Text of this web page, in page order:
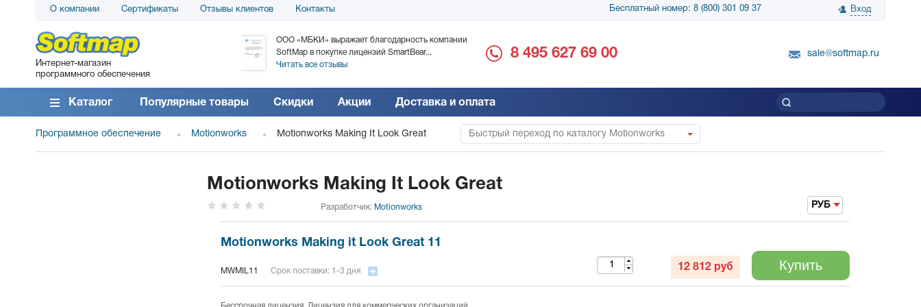
О компании Сертификаты Отзывы клиентов Контакты Бесплатный номер: 8 (800) 301 09 37 Вход
Интернет-магазин
программного обеспечения
АО «АТС» благодарит компанию SoftMap за
поставку программного обеспечения SolarWinds
DameWare...
Читать все отзывы
ООО «МБКИ» выражает благодарность компании
SoftMap в покупке лицензий SmartBear...
Читать все отзывы
благодарность за поставку SnapGene...
благодарность SoftMap за помощь в
8 495 627 69 00 sale@softmap.ru
Каталог Популярные товары Скидки Акции Доставка и оплата
Программное обеспечение Motionworks Motionworks Making It Look Great Быстрый переход по каталогу Motionworks
Motionworks Making It Look Great
Разработчик: Motionworks РУБ
Motionworks Making it Look Great 11
MWMIL11 Срок поставки: 1-3 дня 12 812 руб Купить